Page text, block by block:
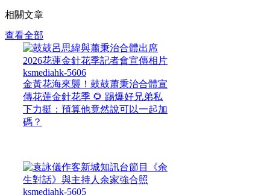
相關文章
查看全部
金黃花海來襲！鼓鼓蕭秉治合體宣
傳花蓮金針花季 🌻 踢爆好兄弟私
下力挺：預算他竟然說可以一起加
碼？